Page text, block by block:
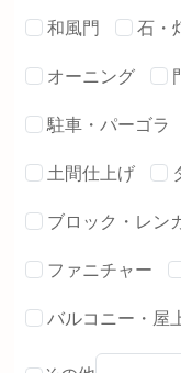
和風門
石・
オーニング
駐車・パーゴラ
土間仕上げ
ブロック・レン
ファニチャー
バルコニー・屋